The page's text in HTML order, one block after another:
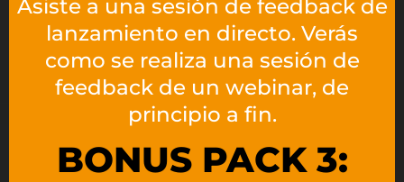
Asiste a una sesión de feedback de
lanzamiento en directo. Verás
como se realiza una sesión de
feedback de un webinar, de
principio a fin.
BONUS PACK 3: